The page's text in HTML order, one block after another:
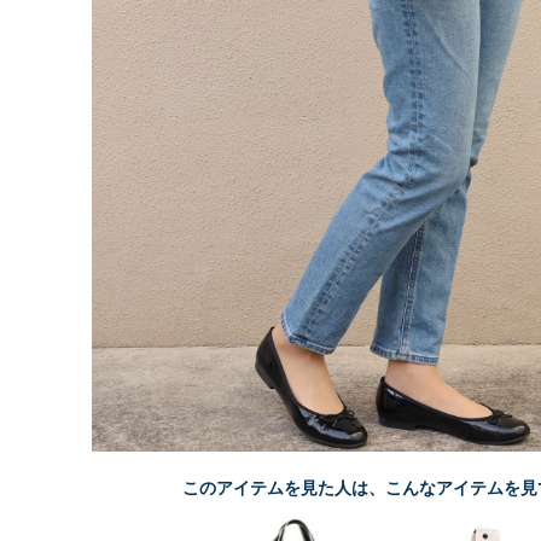
このアイテムを見た人は、こんなアイテムを